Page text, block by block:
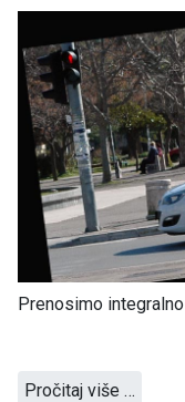
Prenosimo integralno
Pročitaj više …